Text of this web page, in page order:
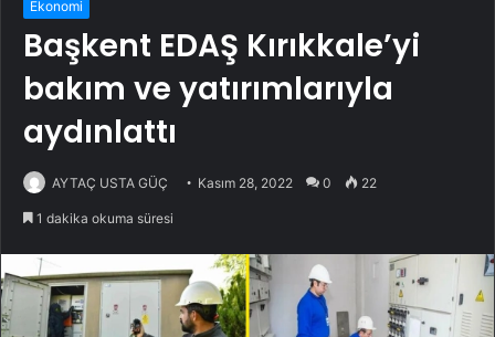
Ekonomi
Başkent EDAŞ Kırıkkale’yi
bakım ve yatırımlarıyla
aydınlattı
AYTAÇ USTA GÜÇ Kasım 28, 2022 0 22
1 dakika okuma süresi